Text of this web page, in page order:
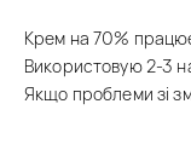
Крем на 70%
Використовую 2-3
Якщо проблеми зі